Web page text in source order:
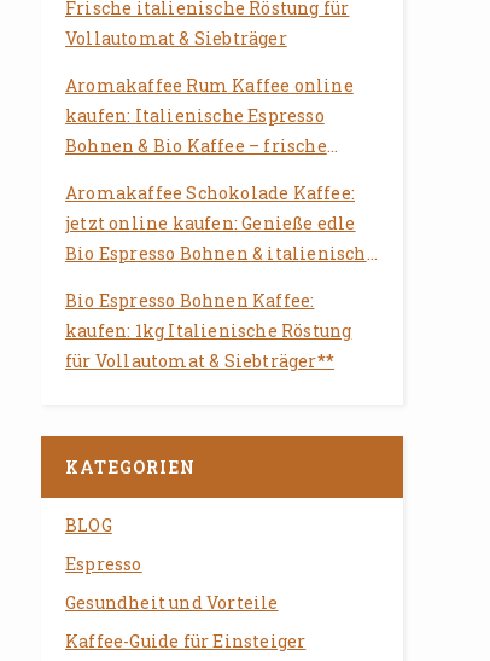
Frische italienische Röstung für
Vollautomat & Siebträger
Aromakaffee Rum Kaffee online
kaufen: Italienische Espresso
Bohnen & Bio Kaffee – frische
Siebträger
Aromakaffee Schokolade Kaffee:
jetzt online kaufen: Genieße edle
Bio Espresso Bohnen & italienische
Bio Espresso Bohnen Kaffee:
kaufen: 1kg Italienische Röstung
für Vollautomat & Siebträger**
KATEGORIEN
BLOG
Espresso
Gesundheit und Vorteile
Kaffee-Guide für Einsteiger